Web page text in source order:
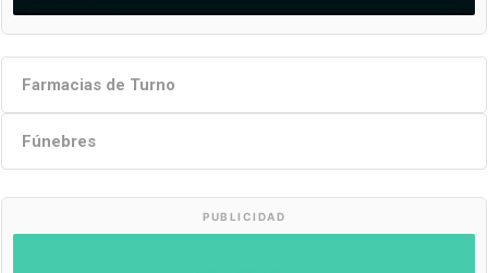
Farmacias de Turno
Fúnebres
PUBLICIDAD